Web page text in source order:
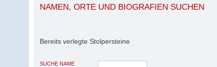
NAMEN, ORTE UND BIOGRAFIEN SUCHEN
Bereits verlegte Stolpersteine
SUCHE NAME